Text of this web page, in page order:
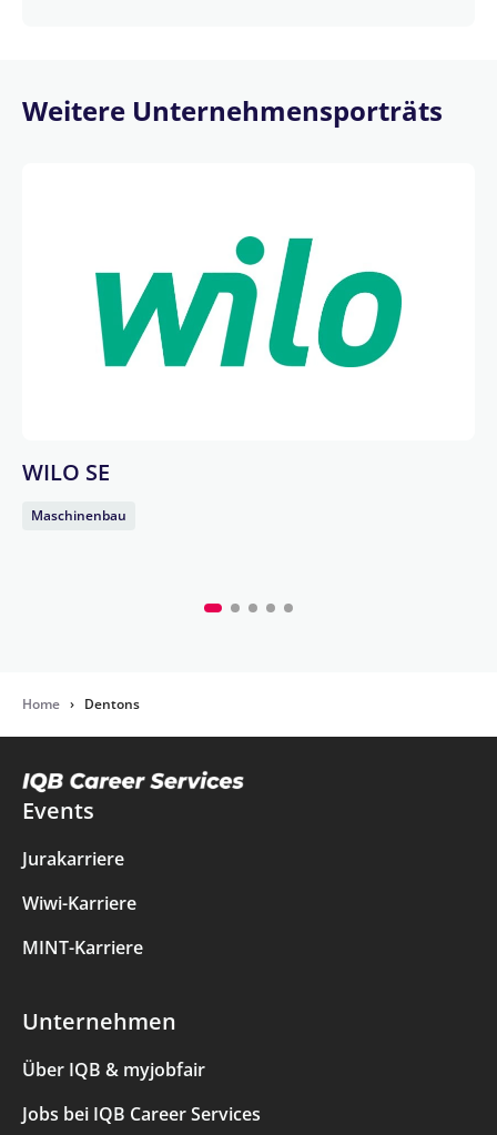
Weitere Unternehmensporträts
WILO SE
Maschinenbau
Home › Dentons
Events
Jurakarriere
Wiwi-Karriere
MINT-Karriere
Unternehmen
Über IQB & myjobfair
Jobs bei IQB Career Services